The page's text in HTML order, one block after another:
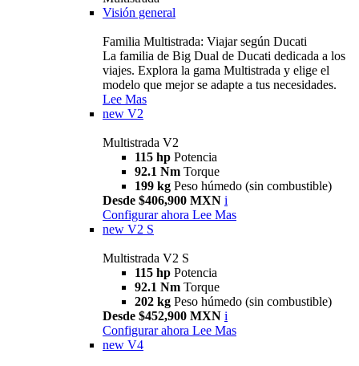
Visión general
Familia Multistrada: Viajar según Ducati
La familia de Big Dual de Ducati dedicada a los
viajes. Explora la gama Multistrada y elige el
modelo que mejor se adapte a tus necesidades.
Lee Mas
new V2
Multistrada V2
115 hp Potencia
92.1 Nm Torque
199 kg Peso húmedo (sin combustible)
Desde $406,900 MXN i
Configurar ahora Lee Mas
new V2 S
Multistrada V2 S
115 hp Potencia
92.1 Nm Torque
202 kg Peso húmedo (sin combustible)
Desde $452,900 MXN i
Configurar ahora Lee Mas
new V4